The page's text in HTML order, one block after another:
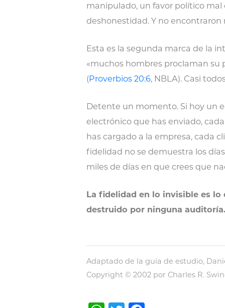
manipulado, un favor político
deshonestidad. Y no encontraron
Esta es la segunda marca de la
«muchos hombres proclaman su
(Proverbios 20:6, NBLA). Casi
Detente un momento. Si hoy un
electrónico que has enviado,
has cargado a la empresa, cada
fidelidad no se demuestra los
miles de días en que crees que
La fidelidad en lo invisible es
destruido por ninguna auditoría.
Adaptado de la guía de estudio,
Copyright © 2002 por Charles R.